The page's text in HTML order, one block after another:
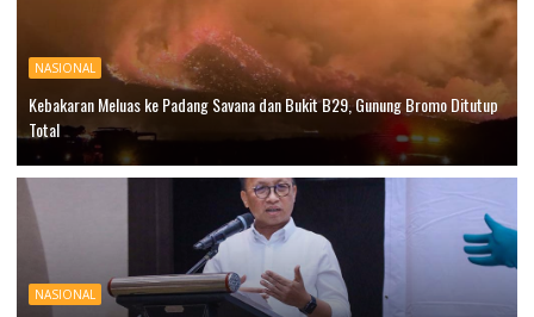
NASIONAL
Kebakaran Meluas ke Padang Savana dan Bukit B29, Gunung Bromo Ditutup
Total
NASIONAL